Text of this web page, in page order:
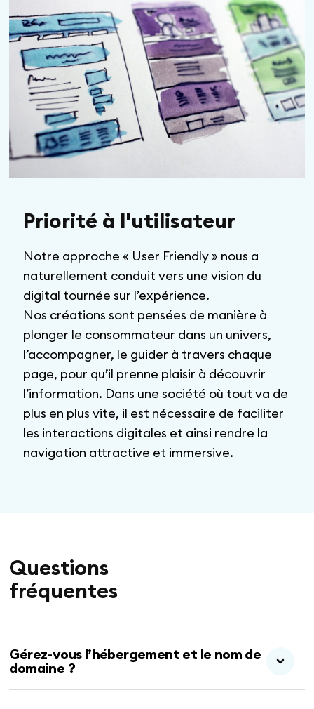
Priorité à l'utilisateur
Notre approche « User Friendly » nous a
naturellement conduit vers une vision du
digital tournée sur l’expérience.
Nos créations sont pensées de manière à
plonger le consommateur dans un univers,
l’accompagner, le guider à travers chaque
page, pour qu’il prenne plaisir à découvrir
l’information. Dans une société où tout va de
plus en plus vite, il est nécessaire de faciliter
les interactions digitales et ainsi rendre la
navigation attractive et immersive.
Questions
fréquentes
C’est vous qui voyez, on peut le gérer, pour vous
éviter tout tracas de renouvellement, de suivi, de
création d’adresses mail etc.
Gérez-vous l’hébergement et le nom de
domaine ?